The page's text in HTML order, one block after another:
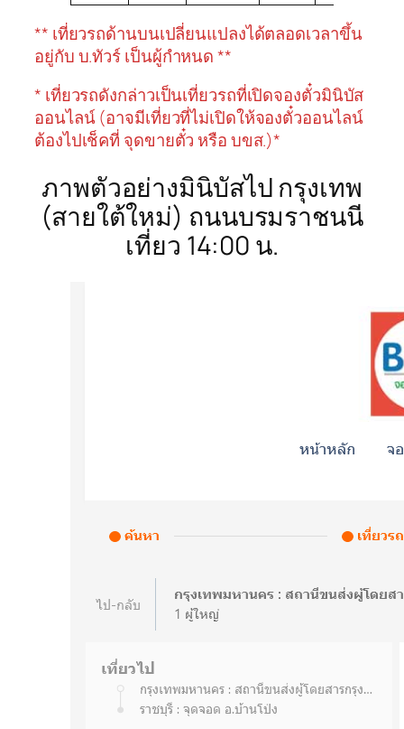
** เที่ยวรถด้านบนเปลี่ยนแปลงได้ตลอดเวลาขึ้น
อยู่กับ บ.ทัวร์ เป็นผู้กำหนด **
* เที่ยวรถดังกล่าวเป็นเที่ยวรถที่เปิดจองตั๋วมินิบัส
ออนไลน์ (อาจมีเที่ยวที่ไม่เปิดให้จองตั๋วออนไลน์
ต้องไปเช็คที่ จุดขายตั๋ว หรือ บขส.)*
ภาพตัวอย่างมินิบัสไป กรุงเทพ
(สายใต้ใหม่) ถนนบรมราชนนี
เที่ยว 14:00 น.